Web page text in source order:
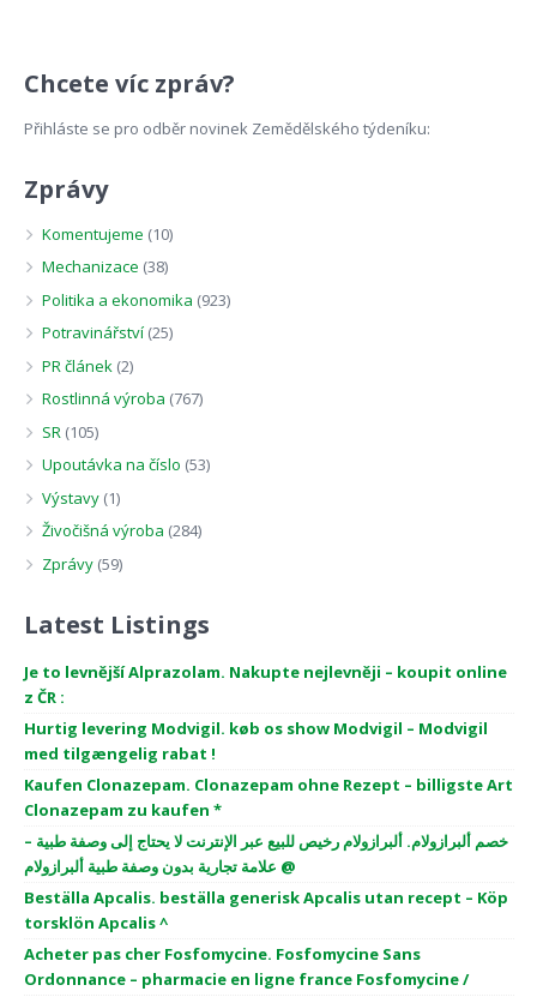
Chcete víc zpráv?
Přihláste se pro odběr novinek Zemědělského týdeníku:
Zprávy
Komentujeme (10)
Mechanizace (38)
Politika a ekonomika (923)
Potravinářství (25)
PR článek (2)
Rostlinná výroba (767)
SR (105)
Upoutávka na číslo (53)
Výstavy (1)
Živočišná výroba (284)
Zprávy (59)
Latest Listings
Je to levnější Alprazolam. Nakupte nejlevněji – koupit online
z ČR :
Hurtig levering Modvigil. køb os show Modvigil – Modvigil
med tilgængelig rabat !
Kaufen Clonazepam. Clonazepam ohne Rezept – billigste Art
Clonazepam zu kaufen *
خصم ألبرازولام. ألبرازولام رخيص للبيع عبر الإنترنت لا يحتاج إلى وصفة طبية –
علامة تجارية بدون وصفة طبية ألبرازولام @
Beställa Apcalis. beställa generisk Apcalis utan recept – Köp
torsklön Apcalis ^
Acheter pas cher Fosfomycine. Fosfomycine Sans
Ordonnance – pharmacie en ligne france Fosfomycine /